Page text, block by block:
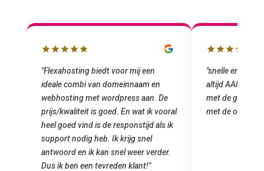
"snelle en vriendelijke service. staat
altijd AAN (: fijne prijzen vergeleken
met de grote jongens en dus nu al blij
met de overstap!"
"Top service. Ik
het installeren
was meteen
gemaakt. Top